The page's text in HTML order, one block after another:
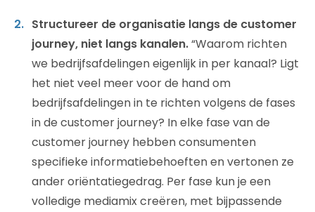
Structureer de organisatie langs de customer
journey, niet langs kanalen.“Waarom richten
we bedrijfsafdelingen eigenlijk in per kanaal? Ligt
het niet veel meer voor de hand om
bedrijfsafdelingen in te richten volgens de fases
in de customer journey? In elke fase van de
customer journey hebben consumenten
specifieke informatiebehoeften en vertonen ze
ander oriëntatiegedrag. Per fase kun je een
volledige mediamix creëren, met bijpassende